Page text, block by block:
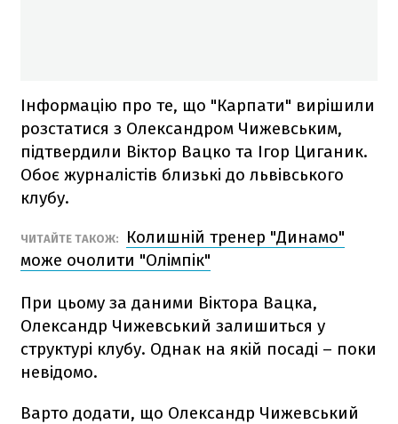
Інформацію про те, що "Карпати" вирішили
розстатися з Олександром Чижевським,
підтвердили Віктор Вацко та Ігор Циганик.
Обоє журналістів близькі до львівського
клубу.
ЧИТАЙТЕ ТАКОЖ:
Колишній тренер "Динамо"
може очолити "Олімпік"
При цьому за даними Віктора Вацка,
Олександр Чижевський залишиться у
структурі клубу. Однак на якій посаді – поки
невідомо.
Варто додати, що Олександр Чижевський